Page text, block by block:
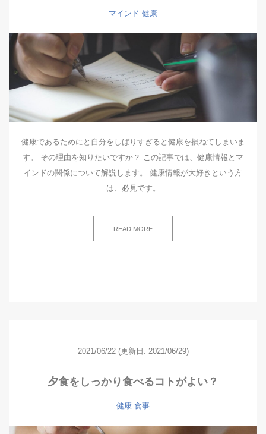
マインド 健康
健康であるためにと自分をしばりすぎると健康を損ねてしまいま
す。 その理由を知りたいですか？ この記事では、健康情報とマ
インドの関係について解説します。 健康情報が大好きという方
は、必見です。
READ MORE
2021/06/22 (更新日: 2021/06/29)
夕食をしっかり食べるコトがよい？
健康 食事